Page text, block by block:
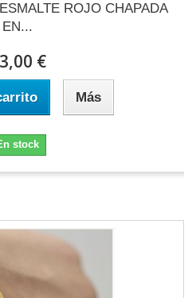
ROJO CHAPADA
EN...
€
Más
stock